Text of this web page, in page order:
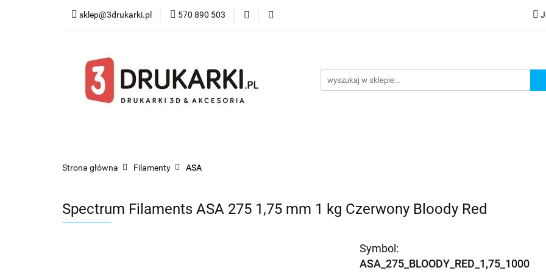
sklep@3drukarki.pl 570 890 503
Blog Bestsellery
Strona główna Filamenty ASA
Spectrum Filaments ASA 275 1,75 mm 1 kg Czerwony Bloody Red
Symbol:
ASA_275_BLOODY_RED_1,75_1000